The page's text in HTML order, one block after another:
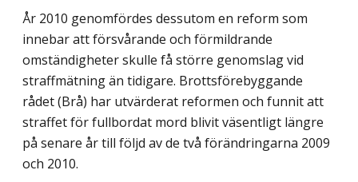
År 2010 genomfördes dessutom en reform som
innebar att försvårande och förmildrande
omständigheter skulle få större genomslag vid
straffmätning än tidigare. Brottsförebyggande
rådet (Brå) har utvärderat reformen och funnit att
straffet för fullbordat mord blivit väsentligt längre
på senare år till följd av de två förändringarna 2009
och 2010.